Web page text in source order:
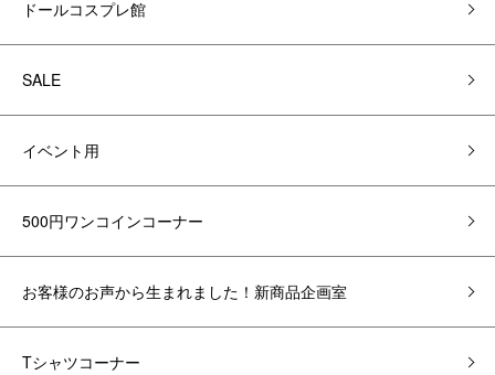
ドールコスプレ館
SALE
イベント用
500円ワンコインコーナー
お客様のお声から生まれました！新商品企画室
Tシャツコーナー